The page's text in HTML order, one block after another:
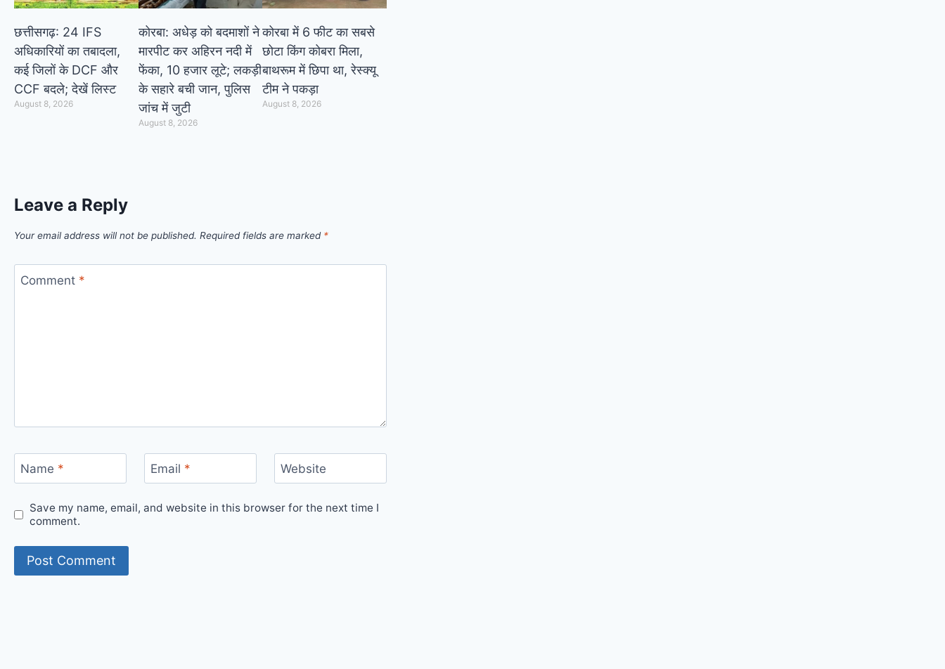
छत्तीसगढ़: 24 IFS
अधिकारियों का तबादला,
कई जिलों के DCF और
CCF बदले; देखें लिस्ट
August 8, 2026
कोरबा: अधेड़ को बदमाशों ने
मारपीट कर अहिरन नदी में
फेंका, 10 हजार लूटे; लकड़ी
के सहारे बची जान, पुलिस
जांच में जुटी
August 8, 2026
कोरबा में 6 फीट का सबसे
छोटा किंग कोबरा मिला,
बाथरूम में छिपा था, रेस्क्यू
टीम ने पकड़ा
August 8, 2026
Leave a Reply
Your email address will not be published. Required fields are marked *
Comment *
Name * Email * Website
Save my name, email, and website in this browser for the next time I
comment.